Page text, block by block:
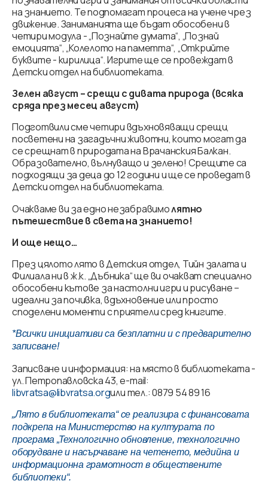
на знанието. Те подпомагат процеса на учене чрез
движение. Заниманията ще бъдат обособени в
четири модула - „Познайте думата“, „Познай
емоцията“, „Колелото на паметта“, „Открийте
буквите - кирилица“. Игрите ще се провеждат в
Детски отдел на библиотеката.
Зелен август – срещи с дивата природа (всяка
сряда през месец август)
Подготвили сме четири вдъхновяващи срещи,
посветени на загадъчни животни, които могат да
се срещнат в природата на Врачанския Балкан.
Образователно, вълнуващо и зелено! Срещите са
подходящи за деца до 12 години и ще се проведат в
Детски отдел на библиотеката.
Очакваме ви за едно незабравимолятно
пътешествие в света на знанието!
И още нещо…
През цялото лято в Детския отдел, Тийн залата и
Филиала ни в ж.к. „Дъбника“ ще ви очакват специално
обособени кътове за настолни игри и рисуване –
идеални за почивка, вдъхновение или просто
споделени моменти с приятели сред книгите.
*Всички инициативи са безплатни и с предварително
записване!
Записване и информация: на място в библиотеката -
ул. Петропавловска 43, e-mail:
libvratsa@libvratsa.orgили тел.: 0879 54 89 16
„Лято в библиотеката“ се реализира с финансовата
подкрепа на Министерство на културата по
програма „Технологично обновление, технологично
оборудване и насърчаване на четенето, медийна и
информационна грамотност в обществените
библиотеки“.